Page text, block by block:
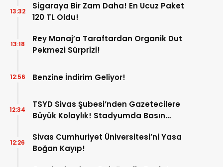
Sigaraya Bir Zam Daha! En Ucuz Paket
120 TL Oldu!
13:32
Rey Manaj’a Taraftardan Organik Dut
Pekmezi Sürprizi!
13:18
Benzine İndirim Geliyor!
12:56
TSYD Sivas Şubesi’nden Gazetecilere
Büyük Kolaylık! Stadyumda Basın
12:34
Sivas Cumhuriyet Üniversitesi’ni Yasa
Boğan Kayıp!
12:26